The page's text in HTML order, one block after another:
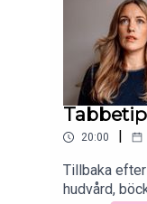
20:00
Tillbaka
hudvård,